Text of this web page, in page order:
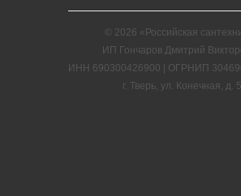
© 2026 «Российская
ИП Гончаров Дмитрий
ИНН 690300426900 | ОГРНИП
г. Тверь, ул. Конечная, д. 5